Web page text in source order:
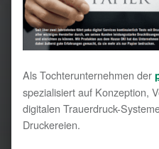
Als Tochterunternehmen der
spezialisiert auf Konzeption,
digitalen Trauerdruck-
Druckereien.